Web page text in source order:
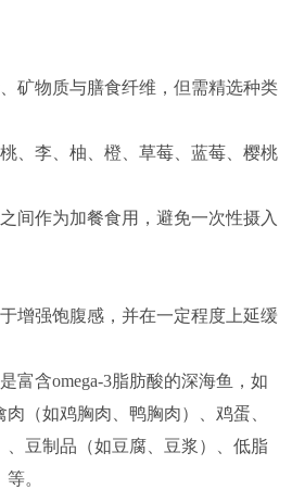
矿物质与膳食纤维，但需精选种类
、李、柚、橙、草莓、蓝莓、樱桃
间作为加餐食用，避免一次性摄入
增强饱腹感，并在一定程度上延缓
富含omega-3脂肪酸的深海鱼，如
（如鸡胸肉、鸭胸肉）、鸡蛋、
、豆制品（如豆腐、豆浆）、低脂
。